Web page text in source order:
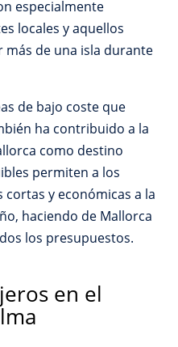
especialmente
locales y aquellos
de una isla durante
de bajo coste que
ha contribuido a la
como destino
permiten a los
y económicas a la
haciendo de Mallorca
los presupuestos.
en el